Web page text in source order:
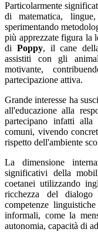
Particolarmente
di matematica,
sperimentando
più apprezzate figura la
di Poppy, il cane
assistiti con gli
motivante,
partecipazione attiva.
Grande interesse ha
all'educazione alla
partecipano infatti
comuni, vivendo
rispetto dell'ambiente
La dimensione
significativi della
coetanei utilizzando
ricchezza del
competenze
informali, come la
autonomia, capacità di